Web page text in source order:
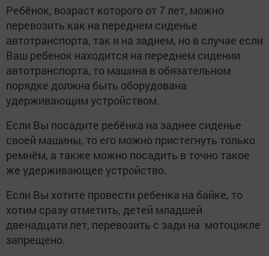
Ребёнок, возраст которого от 7 лет, можно
перевозить как на переднем сиденье
автотранспорта, так и на заднем, но в случае если
Ваш ребенок находится на переднем сидении
автотранспорта, то машина в обязательном
порядке должна быть оборудована
удерживающим устройством.
Если Вы посадите ребёнка на заднее сиденье
своей машины, то его можно пристегнуть только
ремнём, а также можно посадить в точно такое
же удерживающее устройство.
Если Вы хотите провести ребенка на байке, то
хотим сразу отметить, детей младшей
двенадцати лет, перевозить с зади на мотоцикле
запрещено.